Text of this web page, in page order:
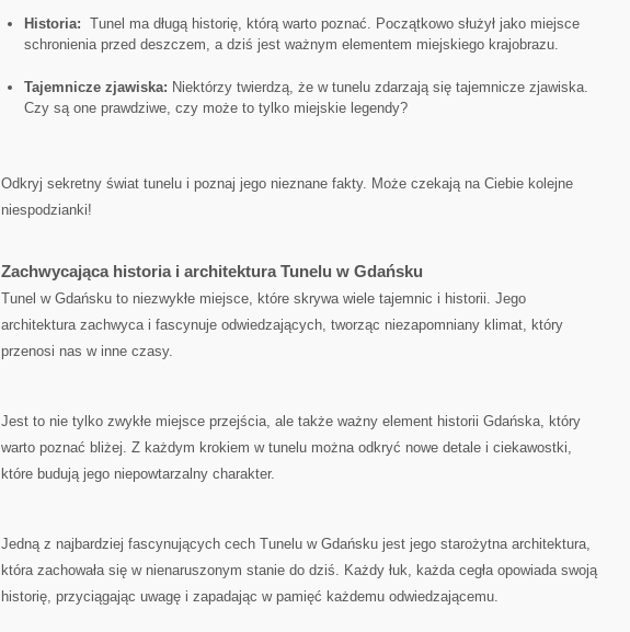
Historia: ⁢ Tunel ma długą historię, którą warto poznać. Początkowo służył ⁤jako ⁤miejsce
schronienia⁢ przed⁣ deszczem, a ⁣dziś jest ‌ważnym elementem miejskiego krajobrazu.
Tajemnicze zjawiska: Niektórzy twierdzą, że w tunelu zdarzają⁤ się tajemnicze zjawiska.
Czy są one prawdziwe, czy może to​ tylko miejskie legendy?
Odkryj sekretny‌ świat tunelu i poznaj jego nieznane fakty. Może ⁢czekają na Ciebie kolejne‌
niespodzianki!
Zachwycająca historia i architektura Tunelu w Gdańsku
Tunel w Gdańsku to niezwykłe miejsce, które skrywa wiele tajemnic i historii. Jego
architektura zachwyca i fascynuje⁢ odwiedzających, tworząc niezapomniany klimat, który
przenosi nas w inne‌ czasy.
Jest to nie tylko zwykłe miejsce ‌przejścia, ale‍ także ważny element historii Gdańska,‍ który⁤
warto⁢ poznać bliżej. Z każdym krokiem w tunelu można odkryć nowe⁣ detale i ciekawostki,
które budują jego ⁢niepowtarzalny charakter.
Jedną z najbardziej fascynujących cech ‌Tunelu‍ w Gdańsku jest jego starożytna architektura,⁣
która zachowała się w nienaruszonym stanie​ do dziś. Każdy łuk, ​każda cegła opowiada⁢ swoją⁢
historię, przyciągając uwagę i zapadając w‍ pamięć każdemu ‍odwiedzającemu.